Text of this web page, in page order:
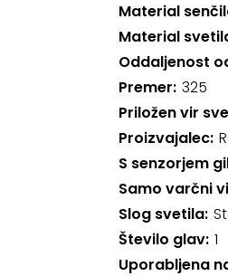
Material
Material
Oddaljenost
Premer 325
Priložen vir
Proizvajalec
S senzorjem
Samo varčni
Slog svetila
Število glav 1
Uporabljena